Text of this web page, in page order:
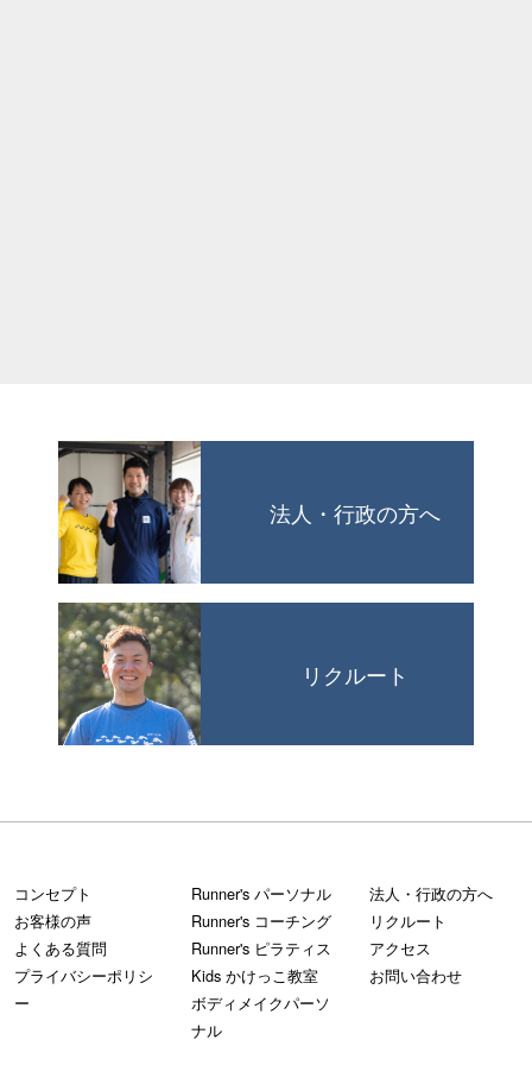
法人・行政の方へ
リクルート
コンセプト
お客様の声
よくある質問
プライバシーポリシ
ー
Runner's パーソナル
Runner's コーチング
Runner's ピラティス
Kids かけっこ教室
ボディメイクパーソ
ナル
法人・行政の方へ
リクルート
アクセス
お問い合わせ